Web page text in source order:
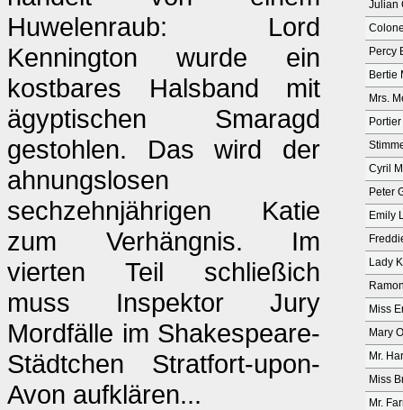
Huwelenraub: Lord
Kennington wurde ein
kostbares Halsband mit
ägyptischen Smaragd
gestohlen. Das wird der
ahnungslosen
sechzehnjährigen Katie
zum Verhängnis. Im
vierten Teil schließich
muss Inspektor Jury
Mordfälle im Shakespeare-
Städtchen Stratfort-upon-
Avon aufklären...
Julian
Percy
Bertie
Mrs.
Cyril
Peter
Emily
Lady
Miss
Mary
Mr.
Miss
Mr.